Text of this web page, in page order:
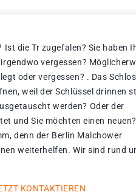
die Tr zugefalen? Sie haben
vergessen?
oder vergessen? . Das
weil der Schlüssel drinnen
werden? Oder der
und Sie möchten einen
denn der Berlin Malchower
weiterhelfen. Wir sind rund
KONTAKTIEREN